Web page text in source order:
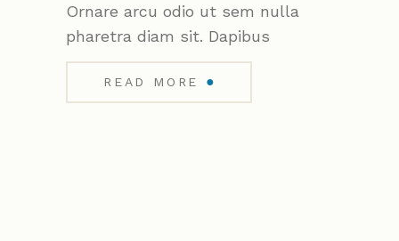
Ornare arcu odio ut sem nulla
pharetra diam sit. Dapibus
READ MORE ●